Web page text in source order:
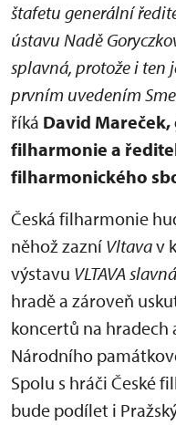
štafetu generální
ústavu Nadě
splavná, protože i ten
prvním uvedením
říká David
filharmonie a
filharmonického
Česká filharmonie
něhož zazní Vltavav
výstavu VLTAVA
hradě a zároveň
koncertů na hradech
Národního
Spolu s hráči České
bude podílet i